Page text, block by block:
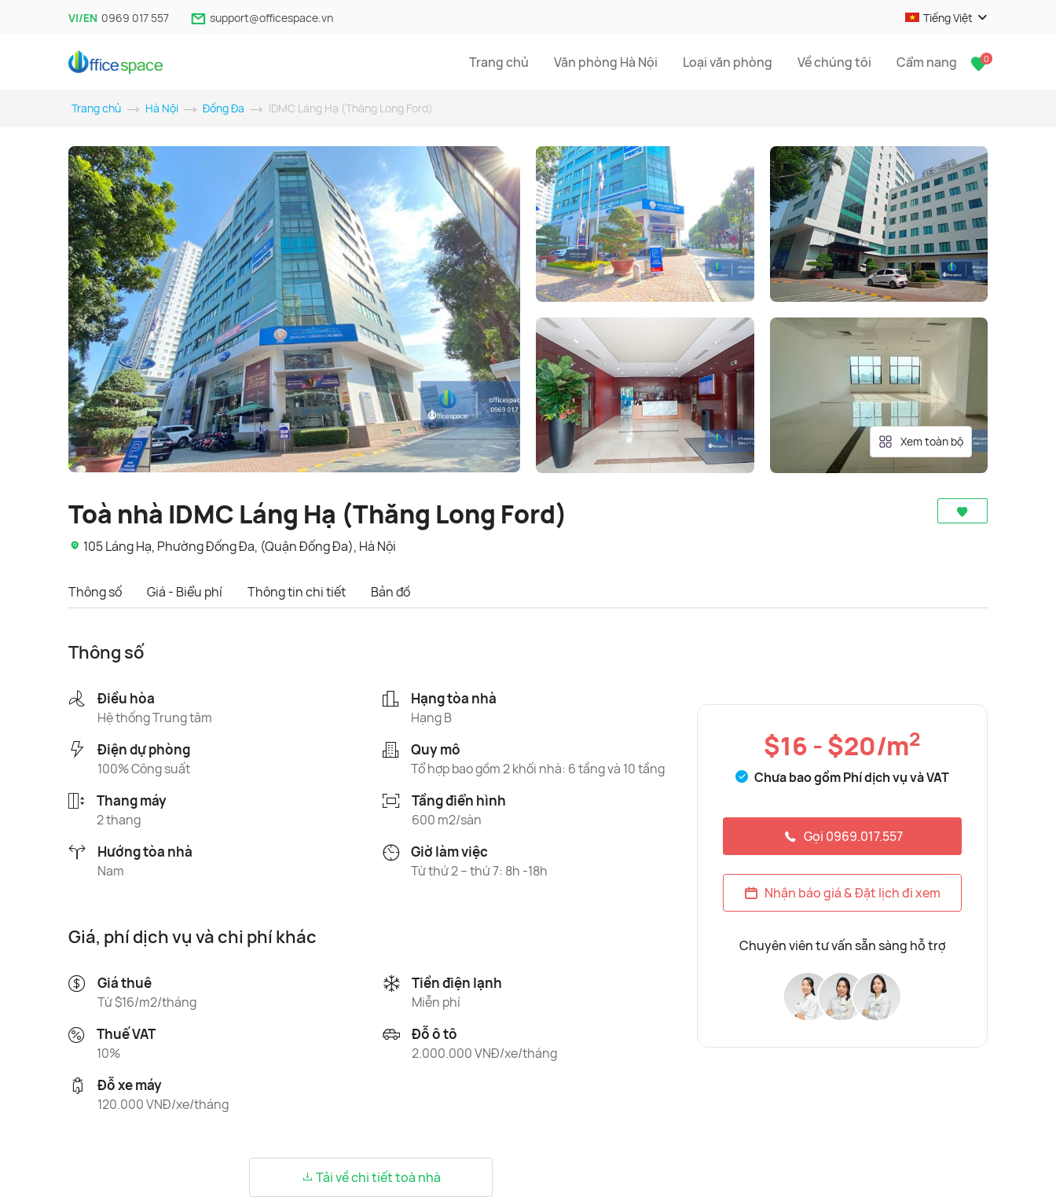
VI/EN 0969 017 557 support@officespace.vn Tiếng Việt
Trang chủ Văn phòng Hà Nội Loại văn phòng Về chúng tôi Cẩm nang 0
Trang chủ Hà Nội Đống Đa IDMC Láng Hạ (Thăng Long Ford)
Xem toàn bộ
Toà nhà IDMC Láng Hạ (Thăng Long Ford)
105 Láng Hạ, Phường Đống Đa, (Quận Đống Đa), Hà Nội
Thông số Giá - Biểu phí Thông tin chi tiết Bản đồ
Thông số
Điều hòa
Hệ thống Trung tâm
Hạng tòa nhà
Hạng B
Điện dự phòng
100% Công suất
Quy mô
Tổ hợp bao gồm 2 khối nhà: 6 tầng và 10 tầng
Thang máy
2 thang
Tầng điển hình
600 m2/sàn
Hướng tòa nhà
Nam
Giờ làm việc
Từ thứ 2 – thứ 7: 8h -18h
Giá, phí dịch vụ và chi phí khác
Giá thuê
Từ $16/m2/tháng
Tiền điện lạnh
Miễn phí
Thuế VAT
10%
Đỗ ô tô
2.000.000 VNĐ/xe/tháng
Đỗ xe máy
120.000 VNĐ/xe/tháng
Tải về chi tiết toà nhà
$16 - $20/m2
Chưa bao gồm Phí dịch vụ và VAT
Gọi 0969.017.557
Nhận báo giá & Đặt lịch đi xem
Chuyên viên tư vấn sẵn sàng hỗ trợ